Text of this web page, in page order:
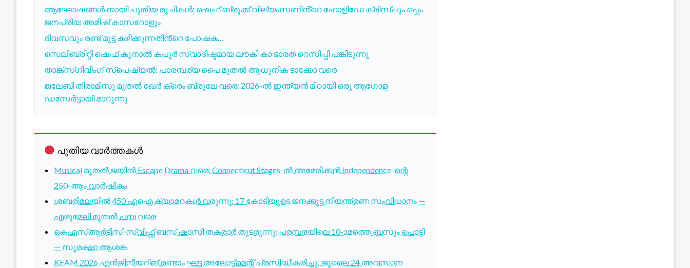
ആഘോഷങ്ങൾക്കായി പുതിയ രുചികൾ: ഷെഫ് ബ്രൂക്ക് വില്യംസണിൻ്റെ ഹോളിഡേ ക്രിസ്പും ഒപ്പം
ജനപ്രിയ അമിഷ് കാസറോളും
ദിവസവും രണ്ട് മുട്ട കഴിക്കുന്നതിൻ്റെ പോഷക…
സെലിബ്രിറ്റി ഷെഫ് കുനാൽ കപൂർ സ്വാദിഷ്ടമായ ലൗകി കാ ഭാരത റെസിപ്പി പങ്കിടുന്നു
താങ്ക്‌സ്‌ഗിവിംഗ് സ്പെഷ്യൽ: പാരമ്പര്യ പൈ മുതൽ ആധുനിക ടാക്കോ വരെ
ജലേബി തിരാമിസൂ മുതൽ ഖേർ ക്രെം ബ്രൂലേ വരെ: 2026-ൽ ഇന്ത്യൻ മിഠായി ഒരു ആഗോള
ഡസേർട്ടായി മാറുന്നു
പുതിയ വാർത്തകൾ
Musical മുതൽ ജയിൽ Escape Drama വരെ: Connecticut Stages-ൽ അമേരിക്കൻ Independence-ന്റെ
250-ആം വാർഷികം
ശബരിമലയിൽ 450 എഐ ക്യാമറകൾ വരുന്നു; 17 കോടിയുടെ ജനക്കൂട്ട നിയന്ത്രണ സംവിധാനം —
എരുമേലി മുതൽ പമ്പ വരെ
കെഎസ്ആർടിസി സ്വിഫ്റ്റ് ബസ് ഷാസി തകരാർ തുടരുന്നു; പരമ്പരയിലെ 10-ാമത്തെ ബസും പൊട്ടി
— സുരക്ഷാ ആശങ്ക
KEAM 2026 എൻജിനീയറിങ് രണ്ടാം ഘട്ട അലോട്ട്മെന്റ് പ്രസിദ്ധീകരിച്ചു; ജൂലൈ 24 അവസാന